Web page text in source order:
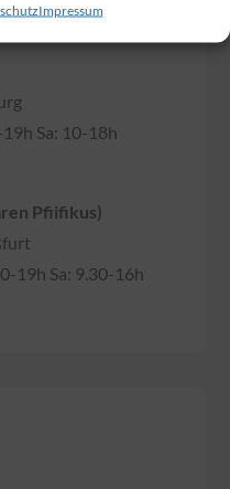
Impressum
Sa: 10-18h
Pfiifikus)
19h Sa: 9.30-16h